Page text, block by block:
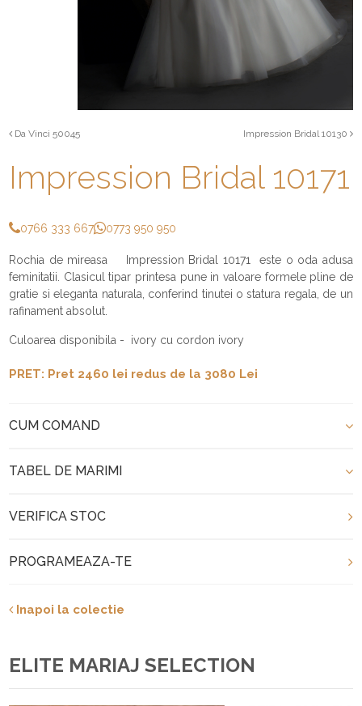
Da Vinci 50045 Impression Bridal 10130
Impression Bridal 10171
0766 333 667 0773 950 950
Rochia de mireasa Impression Bridal 10171 este o oda adusa
feminitatii. Clasicul tipar printesa pune in valoare formele pline de
gratie si eleganta naturala, conferind tinutei o statura regala, de un
rafinament absolut.
Culoarea disponibila - ivory cu cordon ivory
PRET: Pret 2460 lei redus de la 3080 Lei
CUM COMAND
TABEL DE MARIMI
VERIFICA STOC
PROGRAMEAZA-TE
Inapoi la colectie
ELITE MARIAJ SELECTION